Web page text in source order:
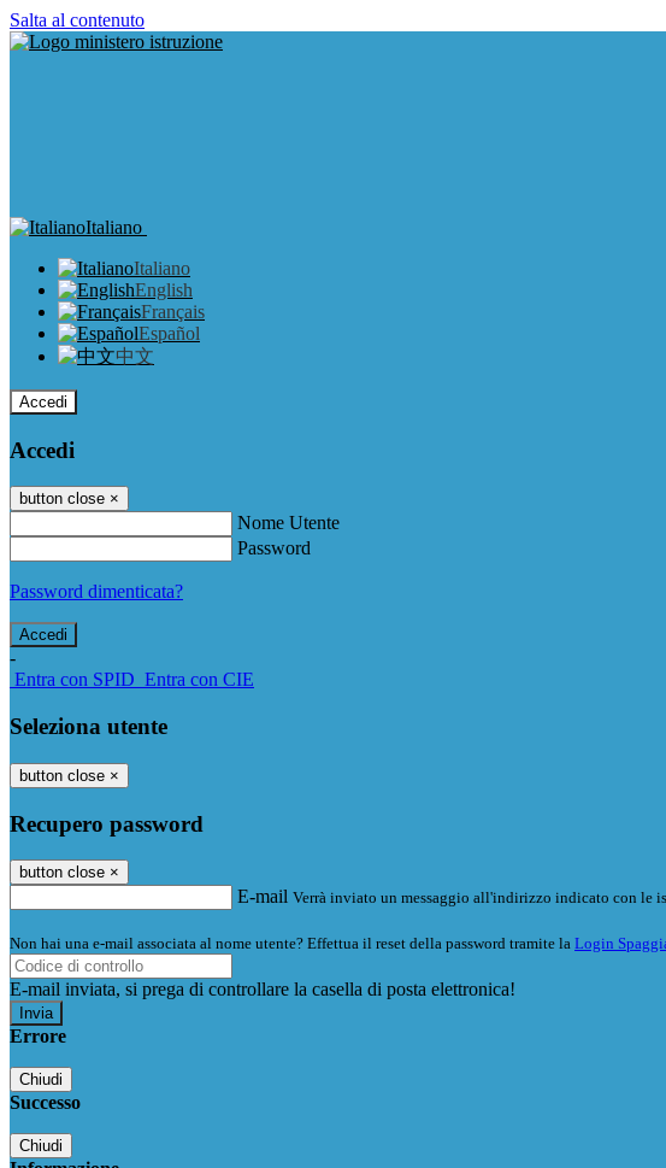
Salta al contenuto
Italiano
Italiano
English
Français
Español
中文
Accedi
Accedi
button close ×
Nome Utente
Password
Password dimenticata?
-
Entra con SPID Entra con CIE
Seleziona utente
button close ×
Recupero password
button close ×
E-mail Verrà inviato un messaggio all'indirizzo indicato con le
Non hai una e-mail associata al nome utente? Effettua il reset della password tramite la Login
E-mail inviata, si prega di controllare la casella di posta elettronica!
Errore
Chiudi
Successo
Chiudi